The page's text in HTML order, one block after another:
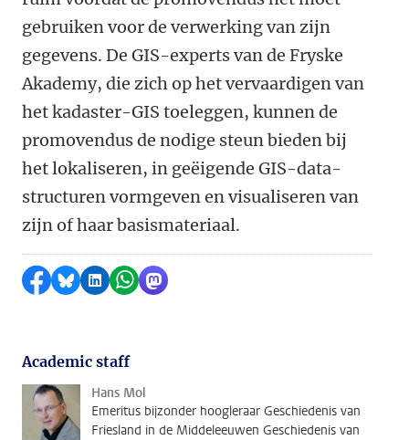
gebruiken voor de verwerking van zijn
gegevens. De GIS-experts van de Fryske
Akademy, die zich op het vervaardigen van
het kadaster-GIS toeleggen, kunnen de
promovendus de nodige steun bieden bij
het lokaliseren, in geëigende GIS-data-
structuren vormgeven en visualiseren van
zijn of haar basismateriaal.
Share on Facebook
Share by Bluesky
Share on LinkedIn
Share by WhatsApp
Share by Mastodon
Academic staff
Hans Mol
Emeritus bijzonder hoogleraar Geschiedenis van
Friesland in de Middeleeuwen Geschiedenis van